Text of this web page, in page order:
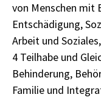
von Menschen mit
Entschädigung,
Arbeit und
4 Teilhabe und
Behinderung,
Familie und